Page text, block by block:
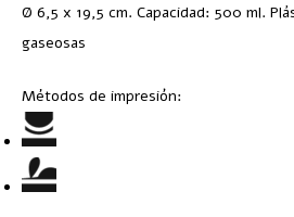
Ø 6,5 x 19,5 cm. Capacidad: 500 ml.
gaseosas
Métodos de impresión: